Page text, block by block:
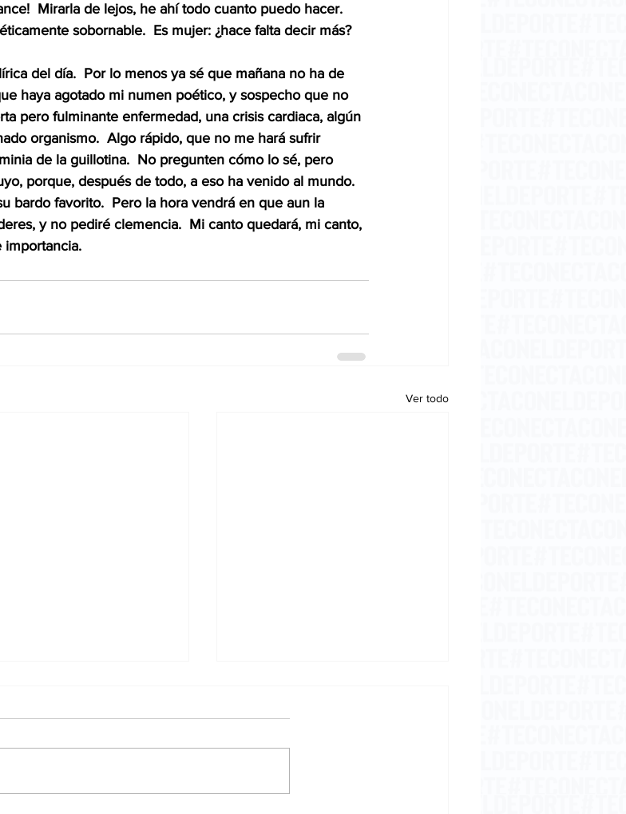
Mirarla de lejos, he ahí todo cuanto puedo hacer.
sobornable.  Es mujer: ¿hace falta decir más?
del día.  Por lo menos ya sé que mañana no ha de
haya agotado mi numen poético, y sospecho que no
pero fulminante enfermedad, una crisis cardiaca, algún
organismo.  Algo rápido, que no me hará sufrir
de la guillotina.  No pregunten cómo lo sé, pero
porque, después de todo, a eso ha venido al mundo.
bardo favorito.  Pero la hora vendrá en que aun la
y no pediré clemencia.  Mi canto quedará, mi canto,
importancia.
Ver todo